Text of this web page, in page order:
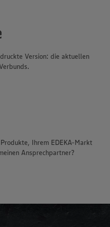
Version: die aktuellen
Ihrem EDEKA-Markt
Ansprechpartner?